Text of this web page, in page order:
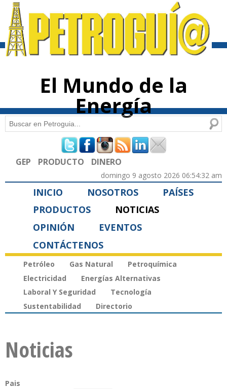
contenido
El Mundo de la
Energía
Formulario de búsqueda
Buscar
GEP PRODUCTO DINERO
domingo 9 agosto 2026 06:54:32 am
INICIO NOSOTROS
PAÍSES
PRODUCTOS
NOTICIAS
OPINIÓN
EVENTOS
CONTÁCTENOS
Petróleo Gas Natural
Petroquímica
Electricidad
Energías Alternativas
Laboral Y Seguridad
Tecnología
Sustentabilidad
Directorio
Noticias
Pais